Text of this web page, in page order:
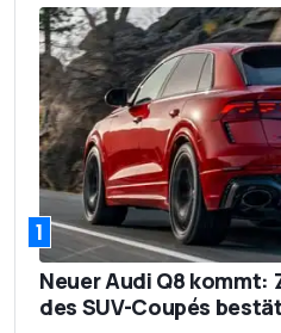
1
Neuer Audi Q8 kommt:
des SUV-Coupés